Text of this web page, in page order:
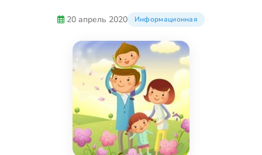
20 апрель 2020 Информационная